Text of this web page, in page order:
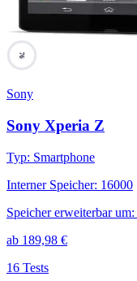
76
Sony
Sony Xperia Z
Typ: Smartphone
Interner Speicher: 16000
Speicher erweiterbar um:
ab 189,98 €
16 Tests